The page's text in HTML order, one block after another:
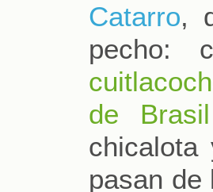
Catarro,
pecho:
de Brasil
pasan